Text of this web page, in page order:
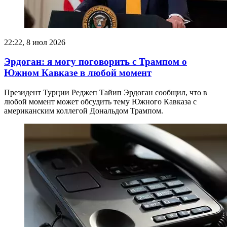
22:22, 8 июл 2026
Эрдоган: я могу поговорить с Трампом о
Южном Кавказе в любой момент
Президент Турции Реджеп Тайип Эрдоган сообщил, что в
любой момент может обсудить тему Южного Кавказа с
американским коллегой Дональдом Трампом.